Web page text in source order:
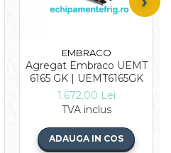
EMBRACO
Agregat Embraco UEMT
6165 GK | UEMT6165GK
1.672,00 Lei
TVA inclus
ADAUGA IN COS